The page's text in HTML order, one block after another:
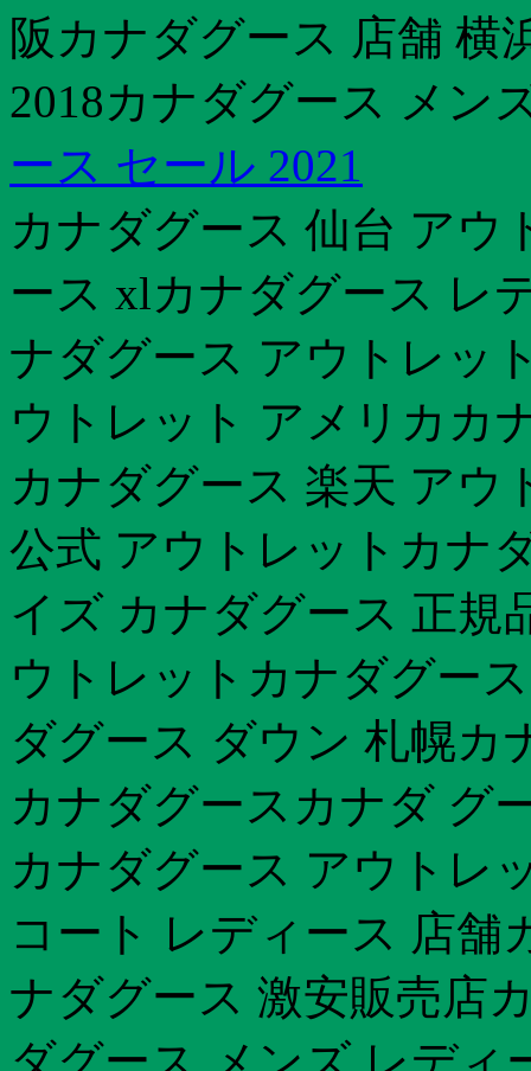
阪カナダグース 店舗 横
2018カナダグース メン
ース セール 2021
カナダグース 仙台 アウ
ース xlカナダグース レ
ナダグース アウトレッ
ウトレット アメリカカ
カナダグース 楽天 アウ
公式 アウトレットカナ
イズ カナダグース 正規
ウトレットカナダグー
ダグース ダウン 札幌カ
カナダグースカナダ グ
カナダグース アウトレ
コート レディース 店舗
ナダグース 激安販売店
ダグース メンズ レディ